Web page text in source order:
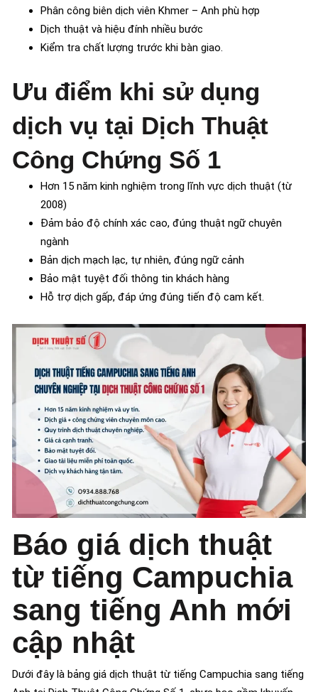
Phân công biên dịch viên Khmer – Anh phù hợp
Dịch thuật và hiệu đính nhiều bước
Kiểm tra chất lượng trước khi bàn giao.
Ưu điểm khi sử dụng
dịch vụ tại Dịch Thuật
Công Chứng Số 1
Hơn 15 năm kinh nghiệm trong lĩnh vực dịch thuật (từ
2008)
Đảm bảo độ chính xác cao, đúng thuật ngữ chuyên
ngành
Bản dịch mạch lạc, tự nhiên, đúng ngữ cảnh
Bảo mật tuyệt đối thông tin khách hàng
Hỗ trợ dịch gấp, đáp ứng đúng tiến độ cam kết.
Báo giá dịch thuật
từ tiếng Campuchia
sang tiếng Anh mới
cập nhật
Dưới đây là bảng giá dịch thuật từ tiếng Campuchia sang tiếng